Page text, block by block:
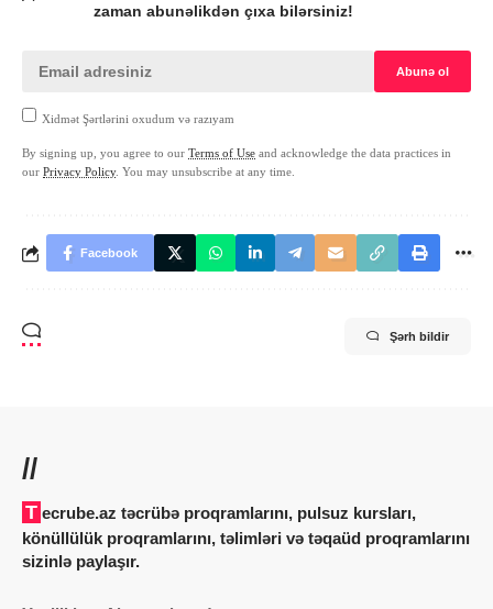
zaman abunəlikdən çıxa bilərsiniz!
Xidmət Şərtlərini oxudum və razıyam
By signing up, you agree to our Terms of Use and acknowledge the data practices in
our Privacy Policy. You may unsubscribe at any time.
Facebook
Şərh bildir
//
Tecrube.az təcrübə proqramlarını, pulsuz kursları,
könüllülük proqramlarını, təlimləri və təqaüd proqramlarını
sizinlə paylaşır.